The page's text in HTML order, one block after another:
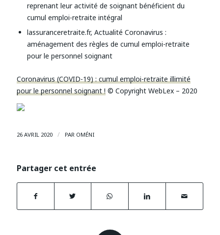
reprenant leur activité de soignant bénéficient du
cumul emploi-retraite intégral
lassuranceretraite.fr, Actualité Coronavirus :
aménagement des règles de cumul emploi-retraite
pour le personnel soignant
Coronavirus (COVID-19) : cumul emploi-retraite illimité
pour le personnel soignant ! © Copyright WebLex – 2020
26 AVRIL 2020 / PAR OMÉNI
Partager cet entrée